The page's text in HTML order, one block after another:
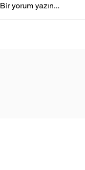
Bir yorum yazın...